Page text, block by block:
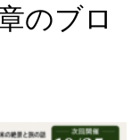
のブロ